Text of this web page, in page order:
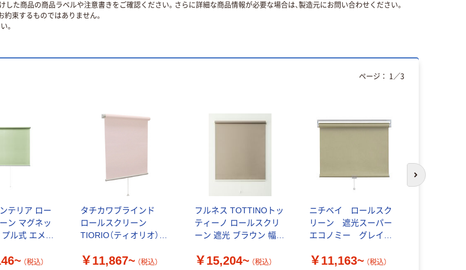
た商品の商品ラベルや注意書きをご確認ください。さらに詳細な商品情報が必要な場合は、製造元にお問い合わせください。
約束するものではありません。
。
テリア ロー
ン マグネッ
ル式 エメラ
（税込）
タチカワブラインド
ロールスクリーン
TIORIO（ティオリオ）
￥11,867~ （税込）
フルネス TOTTINOトッ
ティーノ ロールスクリ
ーン 遮光 ブラウン 幅
2200mm
￥15,204~ （税込）
ニチベイ ロールスク
リーン 遮光スーパー
エコノミー グレイッ
2000mm （高さ1000～
￥11,163~ （税込）
ページ： 1 ／3
次のスライド